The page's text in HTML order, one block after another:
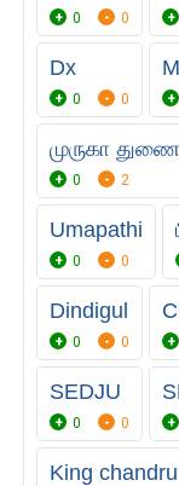
0 0
Dx
0 0
முருகா துணை
0 2
Umapathi
0 0
Dindigul
0 0
SEDJU
0 0
King chandru